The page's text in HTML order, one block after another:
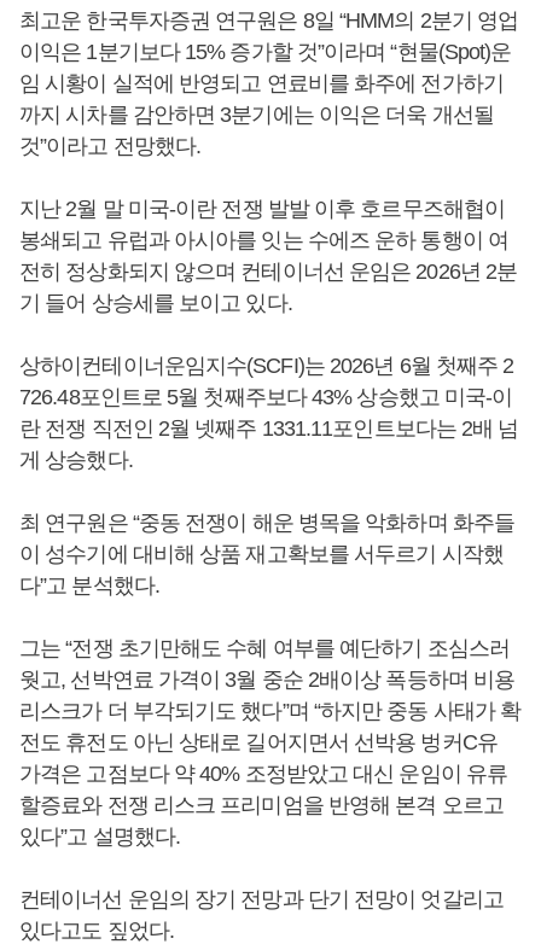
최고운 한국투자증권 연구원은 8일 “HMM의 2분기 영업
이익은 1분기보다 15% 증가할 것”이라며 “현물(Spot)운
임 시황이 실적에 반영되고 연료비를 화주에 전가하기
까지 시차를 감안하면 3분기에는 이익은 더욱 개선될
것”이라고 전망했다.
지난 2월 말 미국-이란 전쟁 발발 이후 호르무즈해협이
봉쇄되고 유럽과 아시아를 잇는 수에즈 운하 통행이 여
전히 정상화되지 않으며 컨테이너선 운임은 2026년 2분
기 들어 상승세를 보이고 있다.
상하이컨테이너운임지수(SCFI)는 2026년 6월 첫째주 2
726.48포인트로 5월 첫째주보다 43% 상승했고 미국-이
란 전쟁 직전인 2월 넷째주 1331.11포인트보다는 2배 넘
게 상승했다.
최 연구원은 “중동 전쟁이 해운 병목을 악화하며 화주들
이 성수기에 대비해 상품 재고확보를 서두르기 시작했
다”고 분석했다.
그는 “전쟁 초기만해도 수혜 여부를 예단하기 조심스러
웟고, 선박연료 가격이 3월 중순 2배이상 폭등하며 비용
리스크가 더 부각되기도 했다”며 “하지만 중동 사태가 확
전도 휴전도 아닌 상태로 길어지면서 선박용 벙커C유
가격은 고점보다 약 40% 조정받았고 대신 운임이 유류
할증료와 전쟁 리스크 프리미엄을 반영해 본격 오르고
있다”고 설명했다.
컨테이너선 운임의 장기 전망과 단기 전망이 엇갈리고
있다고도 짚었다.